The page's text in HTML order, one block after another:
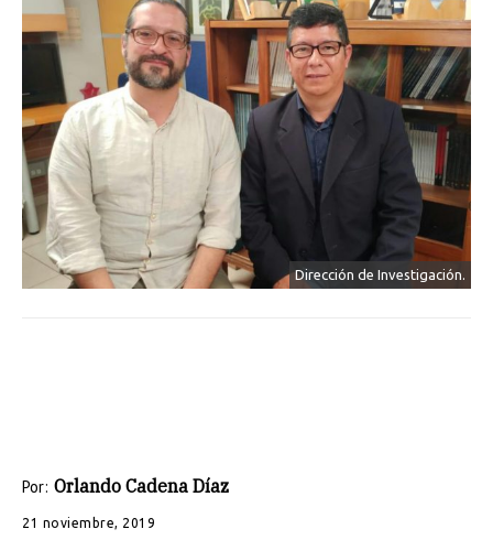
Dirección de Investigación.
Por: Orlando Cadena Díaz
21 noviembre, 2019